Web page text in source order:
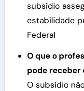
subsídio
estabilidade
Federal
O que o
pode receber
O subsídio